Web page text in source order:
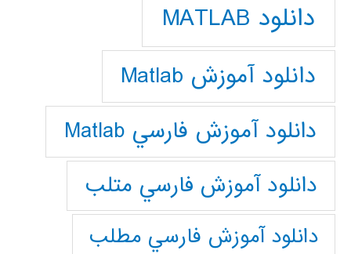
دانلود MATLAB
دانلود آموزش Matlab
دانلود آموزش فارسي Matlab
دانلود آموزش فارسي متلب
دانلود آموزش فارسي مطلب